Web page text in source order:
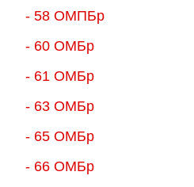
- 58 ОМПБр
- 60 ОМБр
- 61 ОМБр
- 63 ОМБр
- 65 ОМБр
- 66 ОМБр